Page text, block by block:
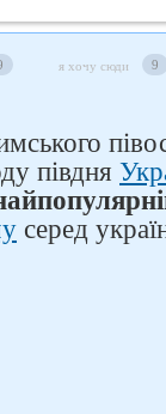
я хочу сюди 9
півдня
серед